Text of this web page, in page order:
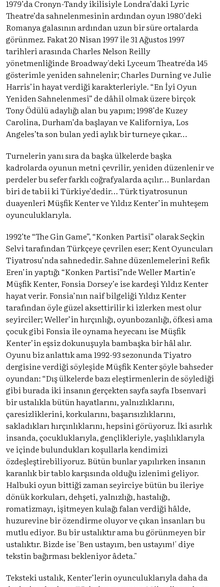
1979’da Cronyn-Tandy ikilisiyle Londra’daki Lyric
Theatre’da sahnelenmesinin ardından oyun 1980’deki
Romanya galasının ardından uzun bir süre ortalarda
görünmez. Fakat 20 Nisan 1997 ile 31 Ağustos 1997
tarihleri ​​arasında Charles Nelson Reilly
yönetmenliğinde Broadway'deki Lyceum Theatre'da 145
gösterimle yeniden sahnelenir; Charles Durning ve Julie
Harris’in hayat verdiği karakterleriyle. “En İyi Oyun
Yeniden Sahnelenmesi” de dâhil olmak üzere birçok
Tony Ödülü adaylığı alan bu yapım; 1998’de Kuzey
Carolina, Durham’da başlayan ve Kaliforniya, Los
Angeles’ta son bulan yedi aylık bir turneye çıkar…
Turnelerin yanı sıra da başka ülkelerde başka
kadrolarda oyunun metni çevrilir, yeniden düzenlenir ve
perdeler bu sefer farklı coğrafyalarda açılır… Bunlardan
biri de tabii ki Türkiye’dedir… Türk tiyatrosunun
duayenleri Müşfik Kenter ve Yıldız Kenter’in muhteşem
oyunculuklarıyla.
1992’te “The Gin Game”, “Konken Partisi” olarak Seçkin
Selvi tarafından Türkçeye çevrilen eser; Kent Oyuncuları
Tiyatrosu’nda sahnededir. Sahne düzenlemelerini Refik
Eren’in yaptığı “Konken Partisi”nde Weller Martin’e
Müşfik Kenter, Fonsia Dorsey’e ise kardeşi Yıldız Kenter
hayat verir. Fonsia’nın naif bilgeliği Yıldız Kenter
tarafından öyle güzel aksettirilir ki izlerken mest olur
seyirciler; Weller’in hırçınlığı, oyunbozanlığı, öfkesi ama
çocuk gibi Fonsia ile oynama heyecanı ise Müşfik
Kenter’in eşsiz dokunuşuyla bambaşka bir hâl alır.
Oyunu biz anlattık ama 1992-93 sezonunda Tiyatro
dergisine verdiği söyleşide Müşfik Kenter şöyle bahseder
oyundan: “Dış ülkelerde bazı eleştirmenlerin de söylediği
gibi burada iki insanın gerçekten sayfa sayfa Ibsenvari
bir ustalıkla bütün hayatlarını, yalnızlıklarını,
çaresizliklerini, korkularını, başarısızlıklarını,
sakladıkları hırçınlıklarını, hepsini görüyoruz. İki asırlık
insanda, çocukluklarıyla, gençlikleriyle, yaşlılıklarıyla
ve içinde bulundukları koşullarla kendimizi
özdeşleştirebiliyoruz. Bütün bunlar yapılırken insanın
karanlık bir tablo karşısında olduğu izlenimi geliyor.
Halbuki oyun bittiği zaman seyirciye bütün bu ileriye
dönük korkuları, dehşeti, yalnızlığı, hastalığı,
romatizmayı, işitmeyen kulağı falan verdiği hâlde,
huzurevine bir özendirme oluyor ve çıkan insanları bu
mutlu ediyor. Bu bir ustalıktır ama bu görünmeyen bir
ustalıktır. Bizde ise 'Ben ustayım, ben ustayım!' diye
tekstin bağırması bekleniyor âdeta."
Teksteki ustalık, Kenter’lerin oyunculuklarıyla daha da